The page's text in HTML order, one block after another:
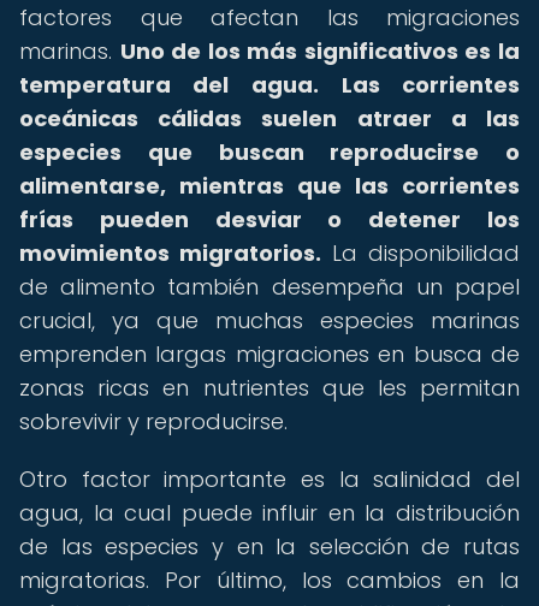
factores que afectan las migraciones
marinas. Uno de los más significativos es la
temperatura del agua.
Las corrientes
oceánicas cálidas suelen atraer a las
especies que buscan reproducirse o
alimentarse, mientras que las corrientes
frías pueden desviar o detener los
movimientos migratorios. La disponibilidad
de alimento también desempeña un papel
crucial, ya que muchas especies marinas
emprenden largas migraciones en busca de
zonas ricas en nutrientes que les permitan
sobrevivir y reproducirse.
Otro factor importante es la salinidad del
agua, la cual puede influir en la distribución
de las especies y en la selección de rutas
migratorias. Por último, los cambios en la